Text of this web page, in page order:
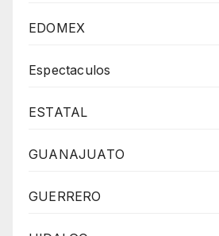
EDOMEX
Espectaculos
ESTATAL
GUANAJUATO
GUERRERO